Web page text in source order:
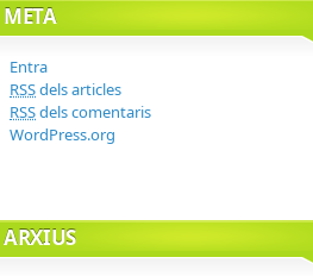
META
Entra
RSSdels articles
RSSdels comentaris
WordPress.org
ARXIUS